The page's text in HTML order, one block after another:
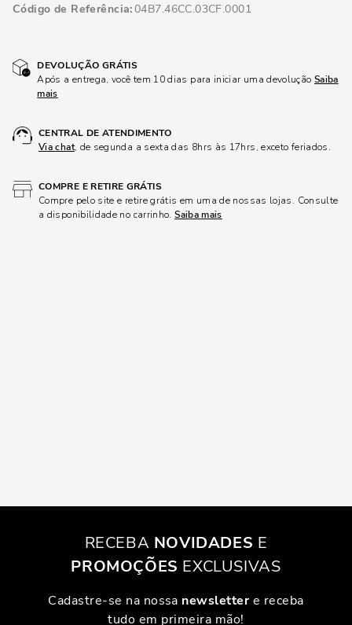
Código de Referência 04B7.46CC.03CF.0001
DEVOLUÇÃO GRÁTIS
Após a entrega, você tem 10 dias para iniciar uma devolução Saiba
mais
CENTRAL DE ATENDIMENTO
Via chat, de segunda a sexta das 8hrs às 17hrs, exceto feriados.
COMPRE E RETIRE GRÁTIS
Compre pelo site e retire grátis em uma de nossas lojas. Consulte
a disponibilidade no carrinho.Saiba mais
RECEBA NOVIDADES E
PROMOÇÕES EXCLUSIVAS
Cadastre-se na nossa newslettere receba
tudo em primeira mão!